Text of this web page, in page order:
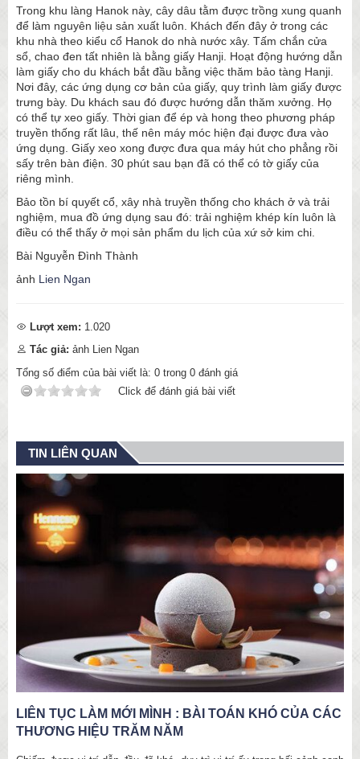
Trong khu làng Hanok này, cây dâu tằm được trồng xung quanh
để làm nguyên liệu sản xuất luôn. Khách đến đây ở trong các
khu nhà theo kiểu cổ Hanok do nhà nước xây. Tấm chắn cửa
sổ, chao đen tất nhiên là bằng giấy Hanji. Hoạt động hướng dẫn
làm giấy cho du khách bắt đầu bằng việc thăm bảo tàng Hanji.
Nơi đây, các ứng dụng cơ bản của giấy, quy trình làm giấy được
trưng bày. Du khách sau đó được hướng dẫn thăm xưởng. Họ
có thể tự xeo giấy. Thời gian để ép và hong theo phương pháp
truyền thống rất lâu, thế nên máy móc hiện đại được đưa vào
ứng dụng. Giấy xeo xong được đưa qua máy hút cho phẳng rồi
sấy trên bàn điện. 30 phút sau bạn đã có thể có tờ giấy của
riêng mình.
Bảo tồn bí quyết cổ, xây nhà truyền thống cho khách ở và trải
nghiệm, mua đồ ứng dụng sau đó: trải nghiệm khép kín luôn là
điều có thể thấy ở mọi sản phẩm du lịch của xứ sở kim chi.
Bài Nguyễn Đình Thành
ảnh Lien Ngan
Lượt xem: 1.020
Tác giả: ảnh Lien Ngan
Tổng số điểm của bài viết là: 0 trong 0 đánh giá
Click để đánh giá bài viết
TIN LIÊN QUAN
LIÊN TỤC LÀM MỚI MÌNH : BÀI TOÁN KHÓ CỦA CÁC
THƯƠNG HIỆU TRĂM NĂM